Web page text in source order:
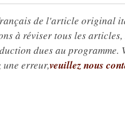
de l'article original
à réviser tous les
dues au
une erreur,veuillez nous